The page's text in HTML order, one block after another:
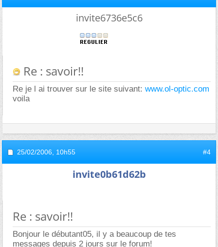
invite6736e5c6
Re : savoir!!
Re je l ai trouver sur le site suivant: www.ol-optic.com
voila
25/02/2006, 10h55 #4
invite0b61d62b
Re : savoir!!
Bonjour le débutant05, il y a beaucoup de tes
messages depuis 2 jours sur le forum!